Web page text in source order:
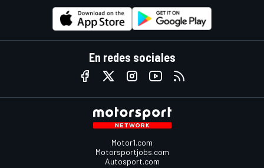
En redes sociales
Motor1.com
Motorsportjobs.com
Autosport.com